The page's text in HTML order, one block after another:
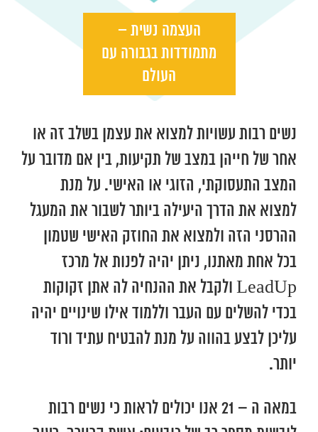
העצמה נשית –
מתמודדות בגבורה עם
העולם
נשים רבות עשויות למצוא את עצמן בשלב זה או
אחר של חייהן במצב של תקיעות, בין אם מדובר על
המצב התעסוקתי, הזוגי או האישי. על מנת
למצוא את הדרך היעילה ביותר לשבור את המעגל
ההרסני הזה ולמצוא את החוזק האישי שטמון
בכל אחת מאתנו, ניתן יהיה לפנות אל מרכז
LeadUp ולקבל את ההנחיה לה אתן זקוקות
בכדי להשלים עם העבר וללמוד אילו שינויים יהיה
עליכן לבצע בהווה על מנת להבטיח עתיד ורוד
יותר.
במאה ה – 21 אנו יכולים לראות כי נשים רבות